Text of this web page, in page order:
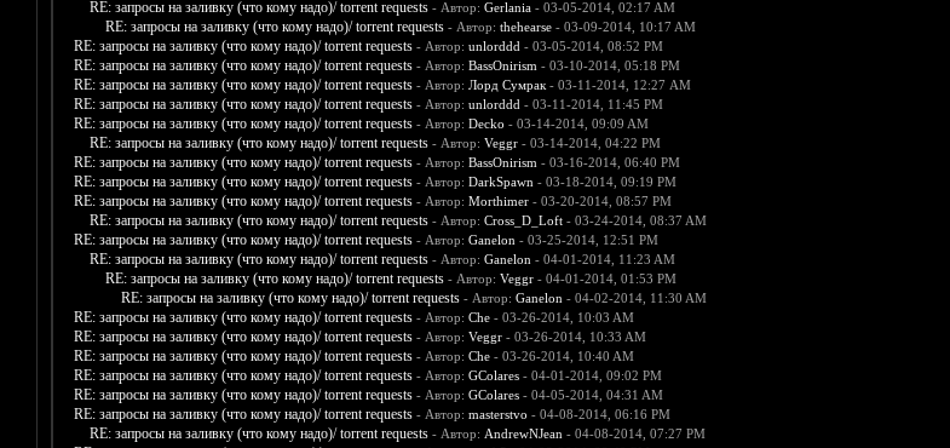
RE: запросы на заливку (что кому надо)/ torrent requests - Автор: Gerlania- 03-05-2014, 02:17 AM
RE: запросы на заливку (что кому надо)/ torrent requests - Автор: thehearse- 03-09-2014, 10:17 AM
RE: запросы на заливку (что кому надо)/ torrent requests - Автор: unlorddd - 03-05-2014, 08:52 PM
RE: запросы на заливку (что кому надо)/ torrent requests - Автор: BassOnirism - 03-10-2014, 05:18 PM
RE: запросы на заливку (что кому надо)/ torrent requests - Автор: Лорд Сумрак- 03-11-2014, 12:27 AM
RE: запросы на заливку (что кому надо)/ torrent requests - Автор: unlorddd - 03-11-2014, 11:45 PM
RE: запросы на заливку (что кому надо)/ torrent requests - Автор: Decko - 03-14-2014, 09:09 AM
RE: запросы на заливку (что кому надо)/ torrent requests - Автор: Veggr- 03-14-2014, 04:22 PM
RE: запросы на заливку (что кому надо)/ torrent requests - Автор: BassOnirism - 03-16-2014, 06:40 PM
RE: запросы на заливку (что кому надо)/ torrent requests - Автор: DarkSpawn - 03-18-2014, 09:19 PM
RE: запросы на заливку (что кому надо)/ torrent requests - Автор: Morthimer- 03-20-2014, 08:57 PM
RE: запросы на заливку (что кому надо)/ torrent requests - Автор: Cross_D_Loft- 03-24-2014, 08:37 AM
RE: запросы на заливку (что кому надо)/ torrent requests - Автор: Ganelon - 03-25-2014, 12:51 PM
RE: запросы на заливку (что кому надо)/ torrent requests - Автор: Ganelon - 04-01-2014, 11:23 AM
RE: запросы на заливку (что кому надо)/ torrent requests - Автор: Veggr- 04-01-2014, 01:53 PM
RE: запросы на заливку (что кому надо)/ torrent requests - Автор: Ganelon - 04-02-2014, 11:30 AM
RE: запросы на заливку (что кому надо)/ torrent requests - Автор: Che- 03-26-2014, 10:03 AM
RE: запросы на заливку (что кому надо)/ torrent requests - Автор: Veggr- 03-26-2014, 10:33 AM
RE: запросы на заливку (что кому надо)/ torrent requests - Автор: Che- 03-26-2014, 10:40 AM
RE: запросы на заливку (что кому надо)/ torrent requests - Автор: GColares- 04-01-2014, 09:02 PM
RE: запросы на заливку (что кому надо)/ torrent requests - Автор: GColares- 04-05-2014, 04:31 AM
RE: запросы на заливку (что кому надо)/ torrent requests - Автор: masterstvo - 04-08-2014, 06:16 PM
RE: запросы на заливку (что кому надо)/ torrent requests - Автор: AndrewNJean - 04-08-2014, 07:27 PM